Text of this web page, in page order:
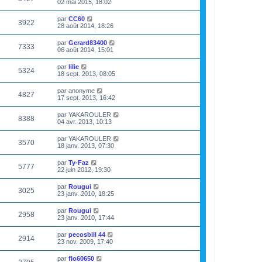
02 mai 2015, 18:02
3922 par CC60
28 août 2014, 18:26
7333 par Gerard83400
06 août 2014, 15:01
5324 par lilie
18 sept. 2013, 08:05
4827 par anonyme
17 sept. 2013, 16:42
8388 par YAKAROULER
04 avr. 2013, 10:13
3570 par YAKAROULER
18 janv. 2013, 07:30
5777 par Ty-Faz
22 juin 2012, 19:30
3025 par Rougui
23 janv. 2010, 18:25
2958 par Rougui
23 janv. 2010, 17:44
2914 par pecosbill 44
23 nov. 2009, 17:40
par flo60650